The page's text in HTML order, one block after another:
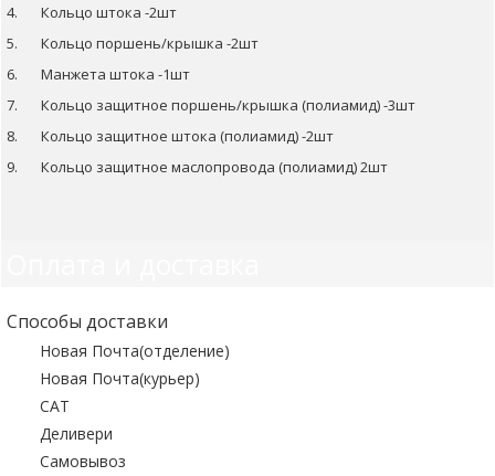
4. Кольцо штока -2шт
5. Кольцо поршень/крышка -2шт
6. Манжета штока -1шт
7. Кольцо защитное поршень/крышка (полиамид) -3шт
8. Кольцо защитное штока (полиамид) -2шт
9. Кольцо защитное маслопровода (полиамид) 2шт
Способы доставки
Новая Почта(отделение)
Новая Почта(курьер)
САТ
Деливери
Самовывоз